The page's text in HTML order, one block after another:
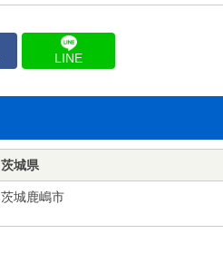
LINE
茨城県
茨城鹿嶋市